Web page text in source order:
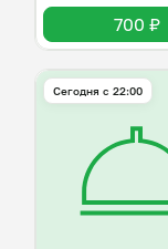
700 ₽
Сегодня с 22:00